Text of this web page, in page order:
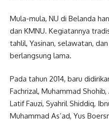
Mula-mula, NU di Belanda
dan KMNU. Kegiatannya
tahlil, Yasinan, selawatan,
berlangsung lama.
Pada tahun 2014, baru
Fachrizal, Muhammad
Latif Fauzi, Syahril Shiddiq,
Muhammad As’ad, Yus